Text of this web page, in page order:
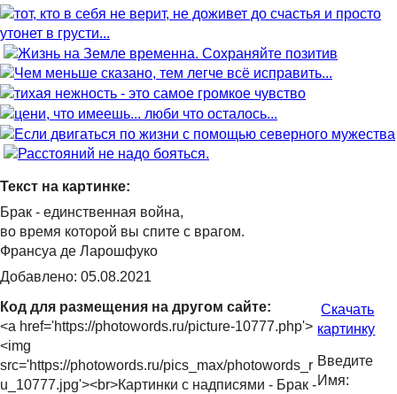
Текст на картинке:
Брак - единственная война,
во время которой вы спите с врагом.
Франсуа де Ларошфуко
Добавлено: 05.08.2021
Код для размещения на другом сайте:
<a href='https://photowords.ru/picture-10777.php'>
<img
src='https://photowords.ru/pics_max/photowords_r
u_10777.jpg'><br>Картинки с надписями - Брак -
Скачать
картинку
Введите
Имя: